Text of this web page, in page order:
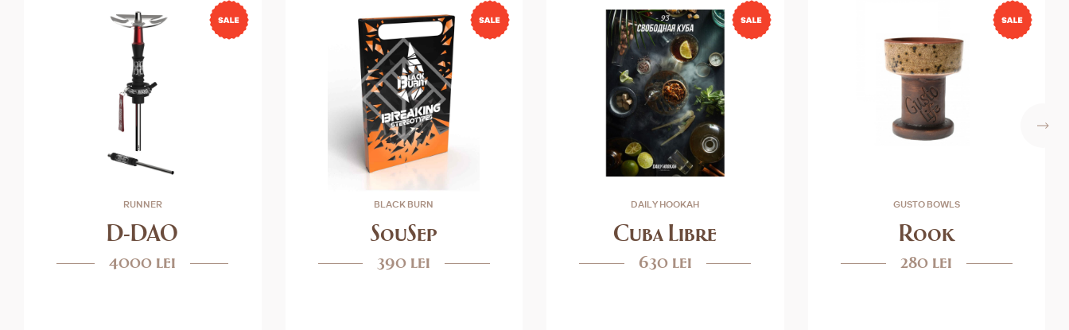
RUNNER
D-DAO
4000 lei
BLACK BURN
SouSep
390 lei
DAILY HOOKAH
Cuba Libre
630 lei
GUSTO BOWLS
Rook
280 lei